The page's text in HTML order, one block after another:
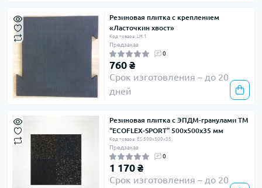
Резиновая плитка с креплением
«Ласточкин хвост»
Код товара: LH.1
Предзаказ
0
760 ₴
Срок изготовления – до 20
дней
Резиновая плитка с ЭПДМ-гранулами ТМ
“ECOFLEX-SPORT” 500х500х35 мм
Код товара: ES 500х500х35
Предзаказ
0
1 170 ₴
Срок изготовления – до 20